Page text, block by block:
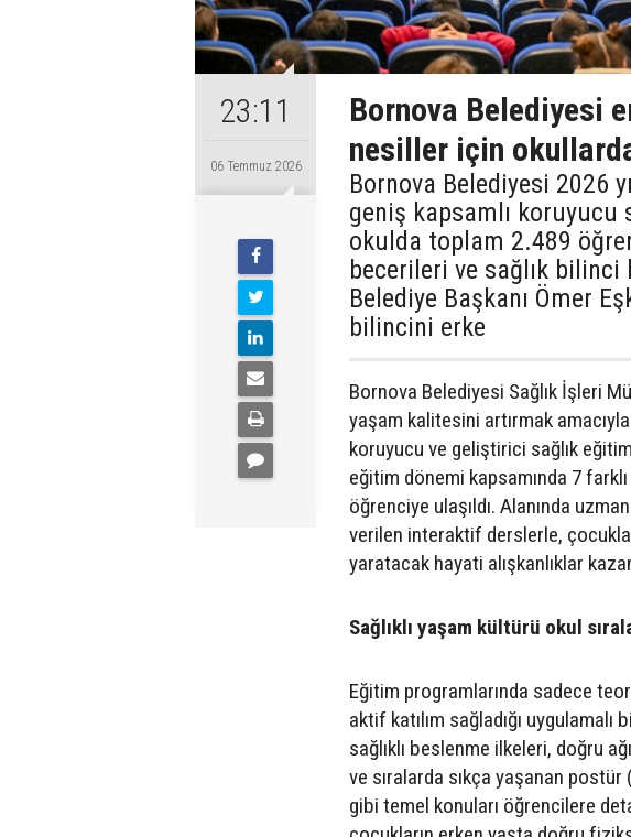
23:11
06 Temmuz 2026
Bornova Belediyesi
nesiller için
Bornova Belediyesi 2026
geniş kapsamlı koruyucu
okulda toplam 2.489
becerileri ve sağlık bilinci
Belediye Başkanı Ömer
bilincini erke
Bornova Belediyesi Sağlık İşleri
yaşam kalitesini artırmak
koruyucu ve geliştirici sağlık
eğitim dönemi kapsamında 7
öğrenciye ulaşıldı. Alanında
verilen interaktif derslerle,
yaratacak hayati alışkanlıklar
Sağlıklı yaşam kültürü okul
Eğitim programlarında sadece
aktif katılım sağladığı
sağlıklı beslenme ilkeleri, doğru
ve sıralarda sıkça yaşanan
gibi temel konuları öğrencilere